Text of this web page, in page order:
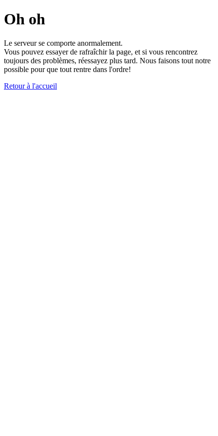
Oh oh
Le serveur se comporte anormalement.
Vous pouvez essayer de rafraîchir la page, et si vous rencontrez
toujours des problèmes, réessayez plus tard. Nous faisons tout notre
possible pour que tout rentre dans l'ordre!
Retour à l'accueil